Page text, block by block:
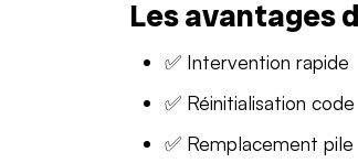
Les avantages
✅ Intervention rapide
✅ Réinitialisation code
✅ Remplacement pile